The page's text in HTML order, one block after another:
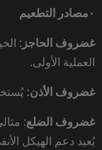
٠مصادر التطعيم
غضروف الحاجز :
العملية الأولى.
غضروف الأذن:
غضروف الضلع:
يُعيد دعم الهيكل